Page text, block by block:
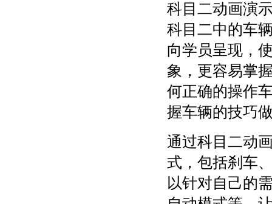
科目二动画演
科目二中的车
向学员呈现，
象，更容易掌
何正确的操作
握车辆的技巧
通过科目二动
式，包括刹车
以针对自己的